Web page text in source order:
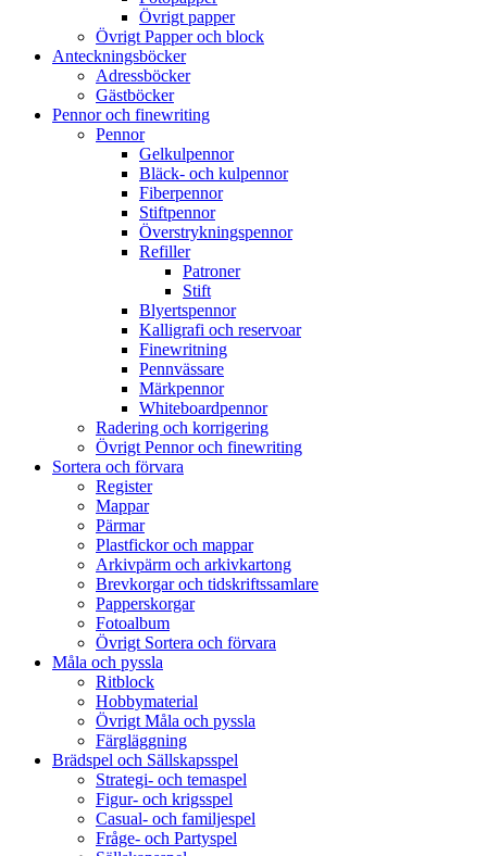
Övrigt papper
Övrigt Papper och block
Anteckningsböcker
Adressböcker
Gästböcker
Pennor och finewriting
Pennor
Gelkulpennor
Bläck- och kulpennor
Fiberpennor
Stiftpennor
Överstrykningspennor
Refiller
Patroner
Stift
Blyertspennor
Kalligrafi och reservoar
Finewritning
Pennvässare
Märkpennor
Whiteboardpennor
Radering och korrigering
Övrigt Pennor och finewriting
Sortera och förvara
Register
Mappar
Pärmar
Plastfickor och mappar
Arkivpärm och arkivkartong
Brevkorgar och tidskriftssamlare
Papperskorgar
Fotoalbum
Övrigt Sortera och förvara
Måla och pyssla
Ritblock
Hobbymaterial
Övrigt Måla och pyssla
Färgläggning
Brädspel och Sällskapsspel
Strategi- och temaspel
Figur- och krigsspel
Casual- och familjespel
Fråge- och Partyspel